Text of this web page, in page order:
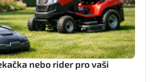
nebo rider pro vaši